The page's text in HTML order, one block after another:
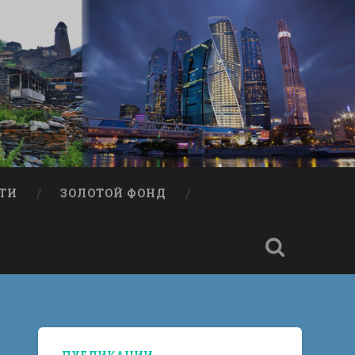
ЗОЛОТОЙ ФОНД